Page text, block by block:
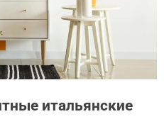
итальянские